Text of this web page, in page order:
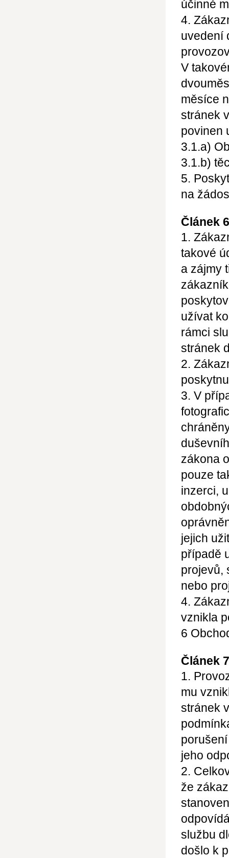
účinné
4.
uvedení
V
měsíce
stránek
povinen
3.1.a)
3.1.b)
5.
na
Článek
1.
takové
a zájmy
užívat
rámci
stránek
2.
3. V
zákona
pouze
inzerci,
jejich
případě
projevů,
nebo
4.
vznikla
6
Článek
1.
mu
stránek
jeho
2.
že
službu
došlo k